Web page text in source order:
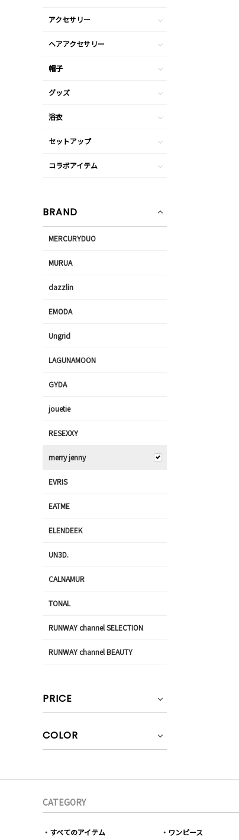
アクセサリー
ヘアアクセサリー
帽子
グッズ
浴衣
セットアップ
コラボアイテム
BRAND
MERCURYDUO
MURUA
dazzlin
EMODA
Ungrid
LAGUNAMOON
GYDA
jouetie
RESEXXY
merry jenny
EVRIS
EATME
ELENDEEK
UN3D.
CALNAMUR
TONAL
RUNWAY channel SELECTION
RUNWAY channel BEAUTY
PRICE
COLOR
CATEGORY
すべてのアイテム
ワンピース